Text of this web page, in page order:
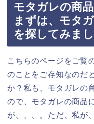
モタガレの商
まずは、モタ
を探してみまし
こちらのページをご覧
のことをご存知なのだ
か？私も、モタガレの
ので、モタガレの商品
が、、、。ただ、私が